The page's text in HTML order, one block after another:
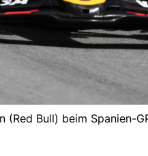
(Red Bull) beim Spanien-